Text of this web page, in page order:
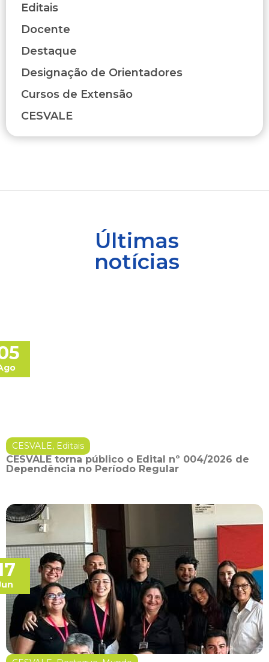
Editais
Docente
Destaque
Designação de Orientadores
Cursos de Extensão
CESVALE
Últimas
notícias
CESVALE, Editais
CESVALE torna público o Edital nº 004/2026 de
Dependência no Período Regular